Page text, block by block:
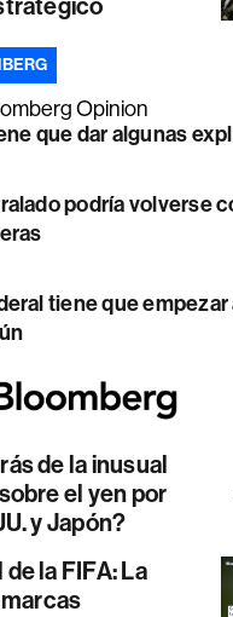
Opinion
que dar algunas
podría volverse
tiene que
de la inusual
el yen por
y Japón?
la FIFA: La